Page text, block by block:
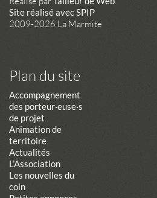
Site réalisé avec SPIP
2009-2026 La Marmite
Plan du site
Accompagnement
des porteur·euse·s
de projet
Animation de
territoire
Actualités
L’Association
Les nouvelles du
coin